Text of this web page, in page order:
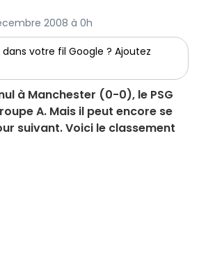
2008 à 0h
votre fil Google ? Ajoutez
à Manchester (0-0), le PSG
A. Mais il peut encore se
suivant. Voici le classement